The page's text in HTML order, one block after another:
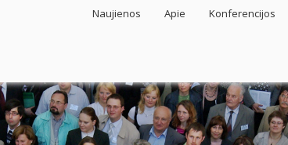
Naujienos Apie Konferencijos